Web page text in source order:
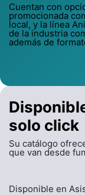
Cuentan con
promocionada
local, y la línea
de la industria
además de
solo click
Su catálogo
que van desde
Disponible en